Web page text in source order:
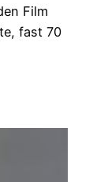
Film
fast 70